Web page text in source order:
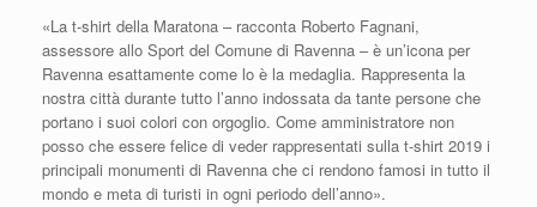
«La t-shirt della Maratona – racconta Roberto Fagnani,
assessore allo Sport del Comune di Ravenna – è un’icona per
Ravenna esattamente come lo è la medaglia. Rappresenta la
nostra città durante tutto l’anno indossata da tante persone che
portano i suoi colori con orgoglio. Come amministratore non
posso che essere felice di veder rappresentati sulla t-shirt 2019 i
principali monumenti di Ravenna che ci rendono famosi in tutto il
mondo e meta di turisti in ogni periodo dell’anno».